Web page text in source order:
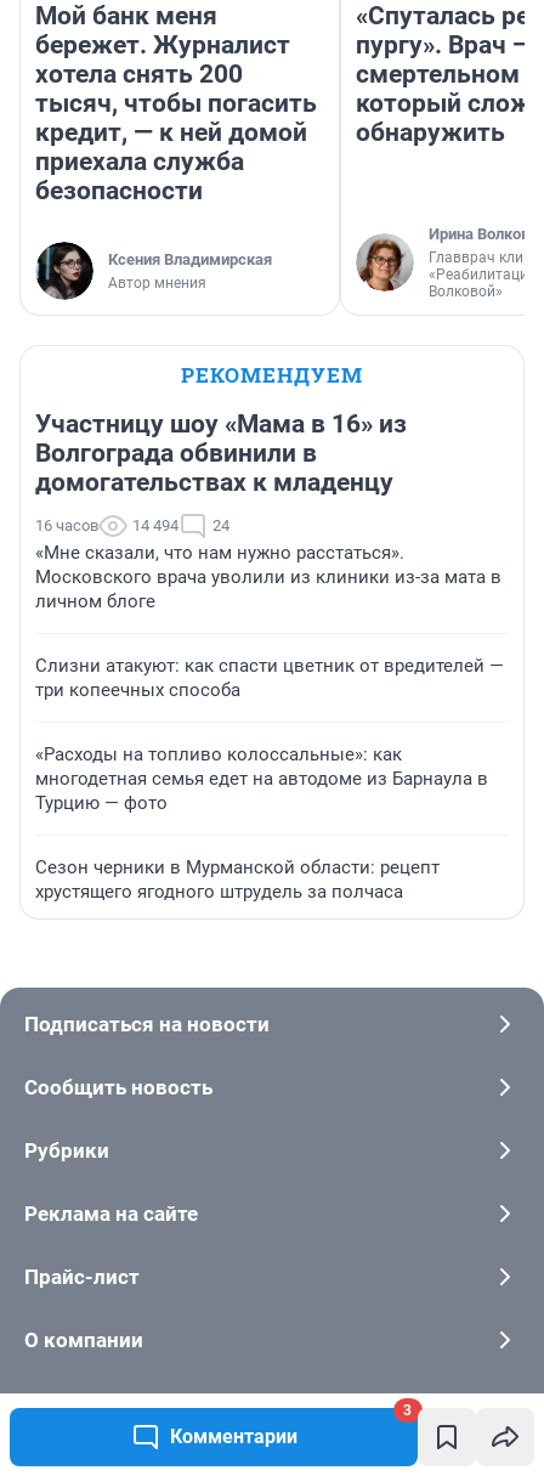
Комментарии
3
Мой банк меня
бережет. Журналист
хотела снять 200
тысяч, чтобы погасить
кредит, — к ней домой
приехала служба
безопасности
Ксения Владимирская
Автор мнения
«Спуталась
пургу». Врач —
смертельном
который
обнаружить
Ирина Волкова
Главврач
«Реабилитация
Волковой»
РЕКОМЕНДУЕМ
Участницу шоу «Мама в 16» из
Волгограда обвинили в
домогательствах к младенцу
16 часов 14 494 24
«Мне сказали, что нам нужно расстаться».
Московского врача уволили из клиники из-за мата в
личном блоге
Слизни атакуют: как спасти цветник от вредителей —
три копеечных способа
«Расходы на топливо колоссальные»: как
многодетная семья едет на автодоме из Барнаула в
Турцию — фото
Сезон черники в Мурманской области: рецепт
хрустящего ягодного штрудель за полчаса
Подписаться на новости
Сообщить новость
Рубрики
Реклама на сайте
Прайс-лист
О компании
Наши вакансии
Техподдержка